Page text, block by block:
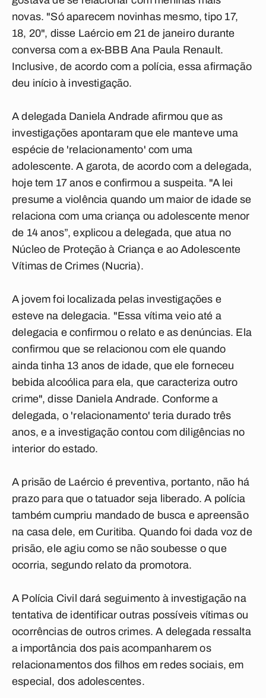
novas. "Só aparecem novinhas mesmo, tipo 17,
18, 20", disse Laércio em 21 de janeiro durante
conversa com a ex-BBB Ana Paula Renault.
Inclusive, de acordo com a polícia, essa afirmação
deu início à investigação.
A delegada Daniela Andrade afirmou que as
investigações apontaram que ele manteve uma
espécie de 'relacionamento' com uma
adolescente. A garota, de acordo com a delegada,
hoje tem 17 anos e confirmou a suspeita. "A lei
presume a violência quando um maior de idade se
relaciona com uma criança ou adolescente menor
de 14 anos”, explicou a delegada, que atua no
Núcleo de Proteção à Criança e ao Adolescente
Vítimas de Crimes (Nucria).
A jovem foi localizada pelas investigações e
esteve na delegacia. "Essa vítima veio até a
delegacia e confirmou o relato e as denúncias. Ela
confirmou que se relacionou com ele quando
ainda tinha 13 anos de idade, que ele forneceu
bebida alcoólica para ela, que caracteriza outro
crime", disse Daniela Andrade. Conforme a
delegada, o 'relacionamento' teria durado três
anos, e a investigação contou com diligências no
interior do estado.
A prisão de Laércio é preventiva, portanto, não há
prazo para que o tatuador seja liberado. A polícia
também cumpriu mandado de busca e apreensão
na casa dele, em Curitiba. Quando foi dada voz de
prisão, ele agiu como se não soubesse o que
ocorria, segundo relato da promotora.
A Polícia Civil dará seguimento à investigação na
tentativa de identificar outras possíveis vítimas ou
ocorrências de outros crimes. A delegada ressalta
a importância dos pais acompanharem os
relacionamentos dos filhos em redes sociais, em
especial, dos adolescentes.